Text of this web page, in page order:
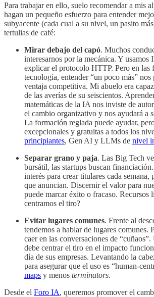
Para trabajar en ello, suelo recomendar a mis
hagan un pequeño esfuerzo para entender
subyacente (cada cual a su nivel, un pasito
tertulias de café:
Mirar debajo del capó. Muchos
interesarnos por la mecánica. Y usamos
explicar el protocolo HTTP. Pero en las
tecnología, entender “un poco más”
ventaja competitiva. Mi abuelo era
de las averías de su seiscientos.
matemáticas de la IA nos inviste de
el cambio organizativo y nos ayudará a
La formación reglada puede ayudar,
excepcionales y gratuitas a todos los
principiantes, Gen AI y LLMs de nivel
Separar grano y paja. Las Big Tech
bursátil, las startups buscan
interés para crear titulares cada
que anuncian. Discernir el valor para
puede marcar éxito o fracaso. Recursos
centramos el tiro?
Evitar lugares comunes. Frente al
tendemos a hablar de lugares comunes.
caer en las conversaciones de
debe centrar el tiro en el impacto
día de sus empresas. Levantando la
para asegurar que el uso es “human-
maps y menos terminators.
Desde el Foro IA, queremos promover el